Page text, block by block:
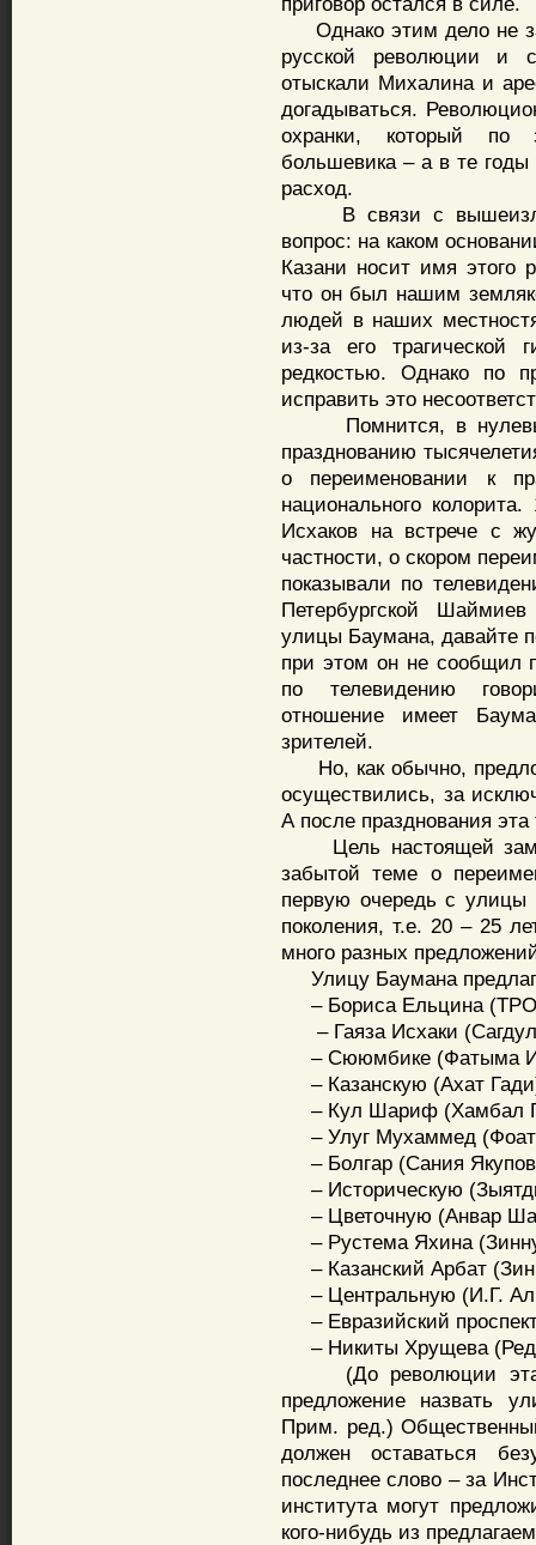
Однако этим дело не
русской революции и
отыскали Михалина и
догадываться.
охранки, который по
большевика – а в те
расход.
В связи с
вопрос: на каком
Казани носит имя этого
что он был нашим
людей в наших
из-за его
редкостью. Однако по
исправить это
Помнится, в нулевые
празднованию
о переименовании к
национального
Исхаков на встрече с
частности, о скором
показывали по
Петербургской
улицы Баумана, давайте
при этом он не сообщил
по телевидению
отношение имеет
зрителей.
Но, как обычно,
осуществились, за
А после празднования
Цель настоящей
забытой теме о
первую очередь с
поколения, т.е. 20 – 25
много разных
Улицу Баумана
– Бориса Ельцина
– Гаяза Исхаки
– Сююмбике (Фатыма
– Казанскую (Ахат
– Кул Шариф (Хамбал
– Улуг Мухаммед (Фоат
– Болгар (Сания
– Историческую
– Цветочную (Анвар
– Рустема Яхина
– Казанский Арбат
– Центральную (И.Г.
– Евразийский
– Никиты Хрущева
(До революции эта
предложение назвать
Прим. ред.)
должен оставаться
последнее слово – за
института могут
кого-нибудь из